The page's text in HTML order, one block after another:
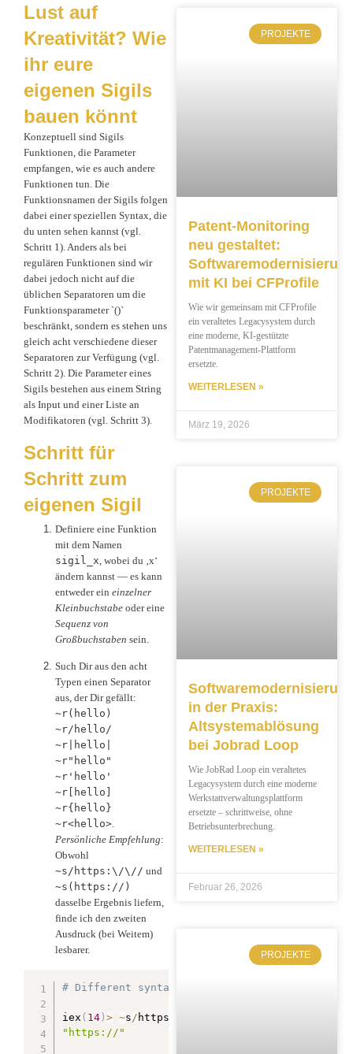
Lust auf
Kreativität? Wie
ihr eure
eigenen Sigils
bauen könnt
Konzeptuell sind Sigils
Funktionen, die Parameter
empfangen, wie es auch andere
Funktionen tun. Die
Funktionsnamen der Sigils folgen
dabei einer speziellen Syntax, die
du unten sehen kannst (vgl.
Schritt 1). Anders als bei
regulären Funktionen sind wir
dabei jedoch nicht auf die
üblichen Separatoren um die
Funktionsparameter `()`
beschränkt, sondern es stehen uns
gleich acht verschiedene dieser
Separatoren zur Verfügung (vgl.
Schritt 2). Die Parameter eines
Sigils bestehen aus einem String
als Input und einer Liste an
Modifikatoren (vgl. Schritt 3).
Schritt für
Schritt zum
eigenen Sigil
Definiere eine Funktion
mit dem Namen
sigil_x, wobei du ‚x‘
ändern kannst — es kann
entweder ein einzelner
Kleinbuchstabe oder eine
Sequenz von
Großbuchstaben sein.
Such Dir aus den acht
Typen einen Separator
aus, der Dir gefällt:
~r(hello)
~r/hello/
~r|hello|
~r"hello"
~r'hello'
~r[hello]
~r{hello}
~r<hello>.
Persönliche Empfehlung:
Obwohl
~s/https:\/\// und
~s(https://)
dasselbe Ergebnis liefern,
finde ich den zweiten
Ausdruck (bei Weitem)
lesbarer.
# Different syntax, same result:
iex ( 14 )> ~s / https
"https://"
PROJEKTE
Patent-Monitoring
neu gestaltet:
mit KI bei CFProfile
Wie wir gemeinsam mit CFProfile
ein veraltetes Legacysystem durch
eine moderne, KI-gestützte
Patentmanagement-Plattform
ersetzte.
WEITERLESEN »
März 19, 2026
PROJEKTE
in der Praxis:
Altsystemablösung
bei Jobrad Loop
Wie JobRad Loop ein veraltetes
Legacysystem durch eine moderne
Werkstattverwaltungsplattform
ersetzte – schrittweise, ohne
Betriebsunterbrechung.
WEITERLESEN »
Februar 26, 2026
PROJEKTE